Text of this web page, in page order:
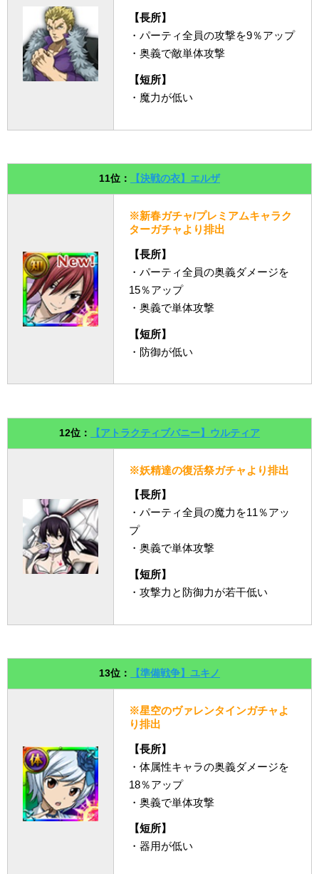
【長所】
・パーティ全員の攻撃を9％アップ
・奥義で敵単体攻撃
【短所】
・魔力が低い
11位： 【決戦の衣】エルザ
※新春ガチャ/プレミアムキャラク
ターガチャより排出
【長所】
・パーティ全員の奥義ダメージを
15％アップ
・奥義で単体攻撃
【短所】
・防御が低い
12位： 【アトラクティブバニー】ウルティア
※妖精達の復活祭ガチャより排出
【長所】
・パーティ全員の魔力を11％アッ
プ
・奥義で単体攻撃
【短所】
・攻撃力と防御力が若干低い
13位： 【準備戦争】ユキノ
※星空のヴァレンタインガチャよ
り排出
【長所】
・体属性キャラの奥義ダメージを
18％アップ
・奥義で単体攻撃
【短所】
・器用が低い